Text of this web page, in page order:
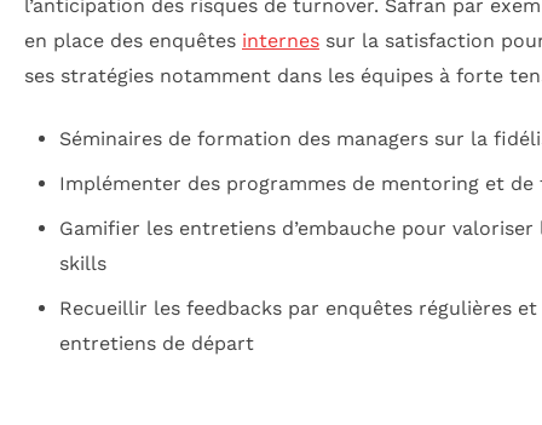
l’anticipation des risques de turnover. Safran par
en place des enquêtes internes sur la satisfaction
ses stratégies notamment dans les équipes à forte
Séminaires de formation des managers sur la
Implémenter des programmes de mentoring et
Gamifier les entretiens d’embauche pour valoriser
skills
Recueillir les feedbacks par enquêtes régulières et
entretiens de départ